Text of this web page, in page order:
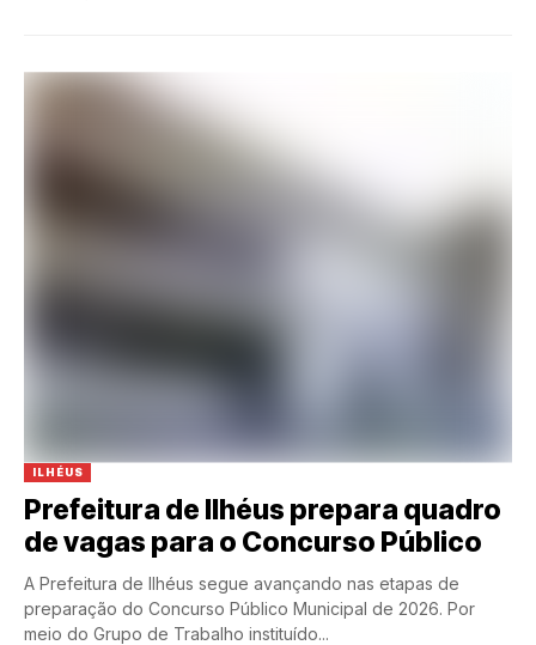
ILHÉUS
Prefeitura de Ilhéus prepara quadro
de vagas para o Concurso Público
A Prefeitura de Ilhéus segue avançando nas etapas de
preparação do Concurso Público Municipal de 2026. Por
meio do Grupo de Trabalho instituído...